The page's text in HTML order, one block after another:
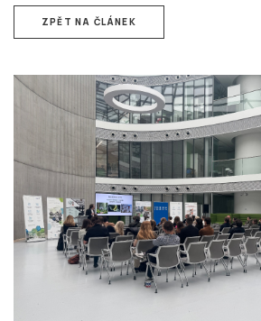
ZPĚT NA ČLÁNEK